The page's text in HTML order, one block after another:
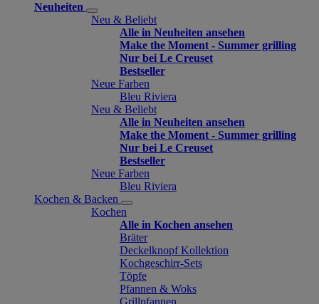
Neuheiten
Neu & Beliebt
Alle in Neuheiten ansehen
Make the Moment - Summer grilling
Nur bei Le Creuset
Bestseller
Neue Farben
Bleu Riviera
Neu & Beliebt
Alle in Neuheiten ansehen
Make the Moment - Summer grilling
Nur bei Le Creuset
Bestseller
Neue Farben
Bleu Riviera
Kochen & Backen
Kochen
Alle in Kochen ansehen
Bräter
Deckelknopf Kollektion
Kochgeschirr-Sets
Töpfe
Pfannen & Woks
Grillpfannen